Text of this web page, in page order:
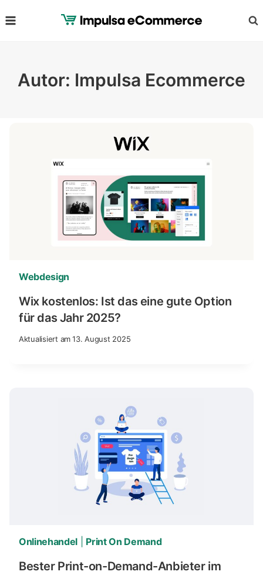
Inhalt
Autor: Impulsa Ecommerce
Webdesign
Wix kostenlos: Ist das eine gute Option
für das Jahr 2025?
Aktualisiert am 13. August 2025
Onlinehandel Print On Demand
Bester Print-on-Demand-Anbieter im